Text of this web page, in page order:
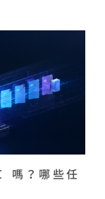
嗎？哪些任